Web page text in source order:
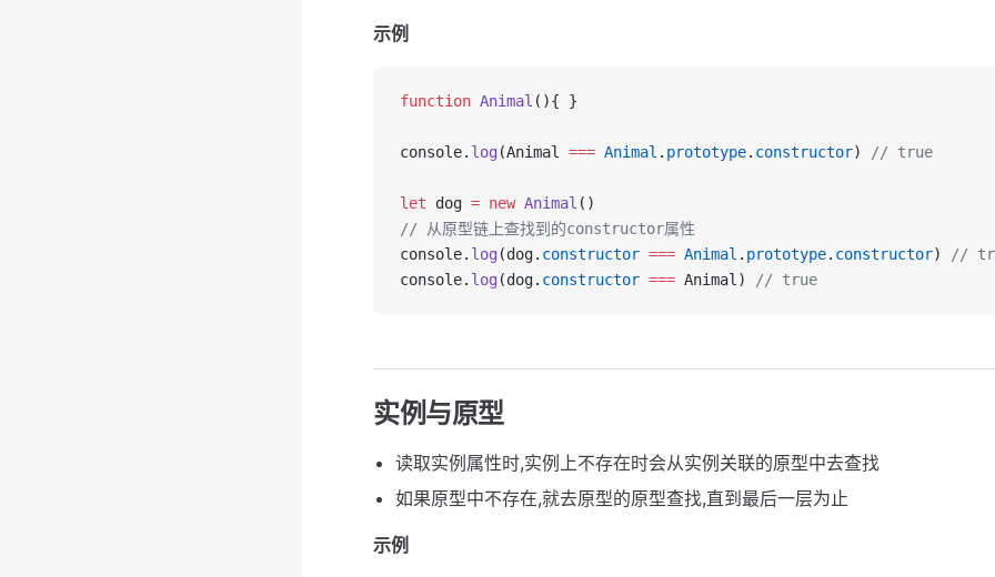
示例
function Animal (){ }
console. log (Animal === Animal . prototype. constructor) // true
let dog = new Animal ()
// 从原型链上查找到的constructor属性
console. log (dog. constructor === Animal . prototype. constructor)
//
console. log (dog. constructor === Animal) // true
实例与原型
读取实例属性时,实例上不存在时会从实例关联的原型中去查找
如果原型中不存在,就去原型的原型查找,直到最后一层为止
示例